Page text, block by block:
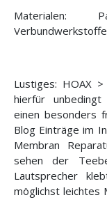
Materialen:
Lustiges: HOAX
hierfür
einen besonders
Blog Einträge im
Membran
sehen der
Lautsprecher
möglichst leichtes